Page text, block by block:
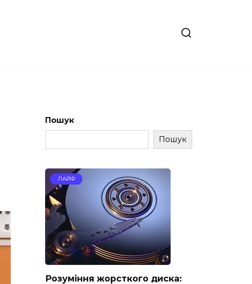
Пошук
Пошук
ЛАЙФ
Розуміння жорсткого диска: